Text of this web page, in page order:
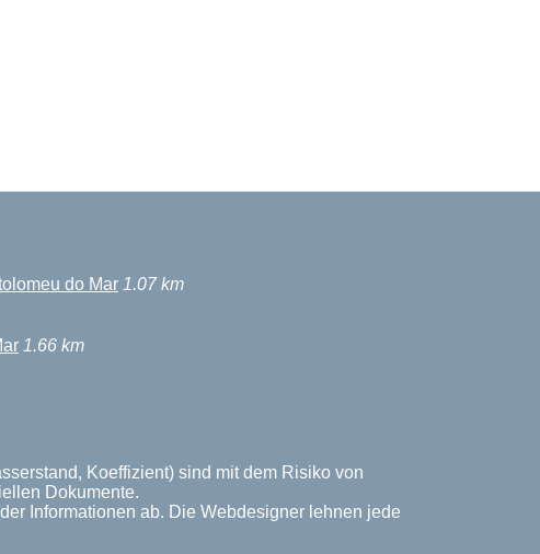
do Mar 1.07 km
1.66 km
Koeffizient) sind mit dem Risiko von
Dokumente.
Informationen ab. Die Webdesigner lehnen jede